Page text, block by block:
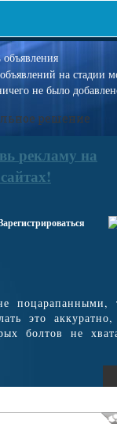
объявления
объявлений на стадии
не было
решение
рекламу на
сайтах!
поцарапанными,
это аккуратно,
болтов не